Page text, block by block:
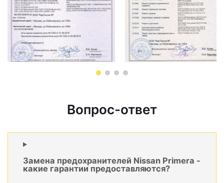
Вопрос-ответ
Замена предохранителей Nissan Primera -
какие гарантии предоставляются?